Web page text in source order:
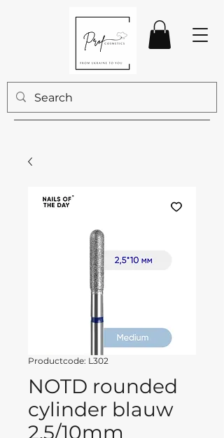
Productcode: L302
NOTD rounded
cylinder blauw
2.5/10mm